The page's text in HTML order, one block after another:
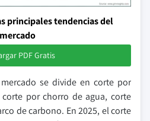
principales tendencias del
mercado
PDF Gratis
se divide en corte por
por chorro de agua, corte
de carbono. En 2025, el corte